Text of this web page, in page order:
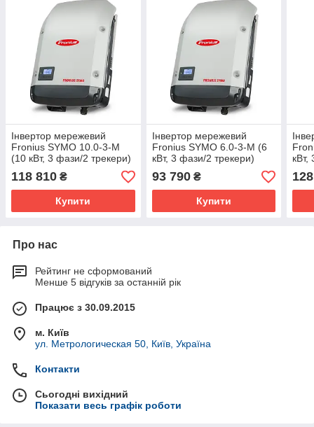
Інвертор мережевий
Fronius SYMO 10.0-3-M
(10 кВт, 3 фази/2 трекери)
118 810 ₴
Купити
Інвертор мережевий
Fronius SYMO 6.0-3-М (6
кВт, 3 фази/2 трекери)
93 790₴
Купити
кВт,
Про нас
Рейтинг не сформований
Менше 5 відгуків за останній рік
Працює з 30.09.2015
м. Київ
ул. Метрологическая 50, Київ, Україна
Контакти
Сьогодні вихідний
Показати весь графік роботи